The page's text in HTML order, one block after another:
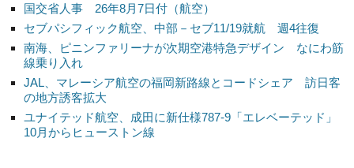
国交省人事 26年8月7日付（航空）
セブパシフィック航空、中部－セブ11/19就航 週4往復
南海、ピニンファリーナが次期空港特急デザイン なにわ筋
線乗り入れ
JAL、マレーシア航空の福岡新路線とコードシェア 訪日客
の地方誘客拡大
ユナイテッド航空、成田に新仕様787-9「エレベーテッド」
10月からヒューストン線